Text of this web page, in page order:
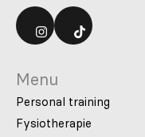
Menu
Personal training
Fysiotherapie